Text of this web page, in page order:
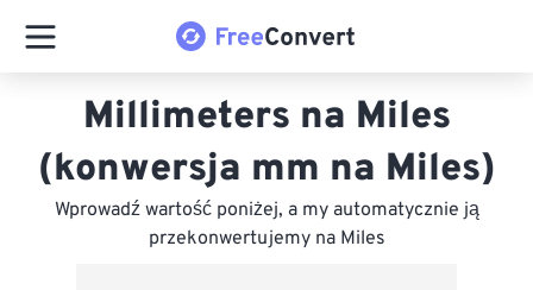
Millimeters na Miles
(konwersja mm na Miles)
Wprowadź wartość poniżej, a my automatycznie ją
przekonwertujemy na Miles